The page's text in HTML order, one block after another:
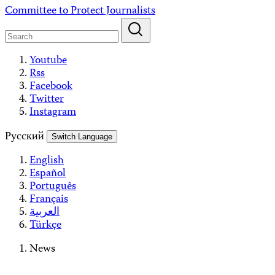
Skip
content
Committee to Protect Journalists
Youtube
Rss
Facebook
Twitter
Instagram
Русский
Switch Language
English
Español
Português
Français
العربية
Türkçe
News